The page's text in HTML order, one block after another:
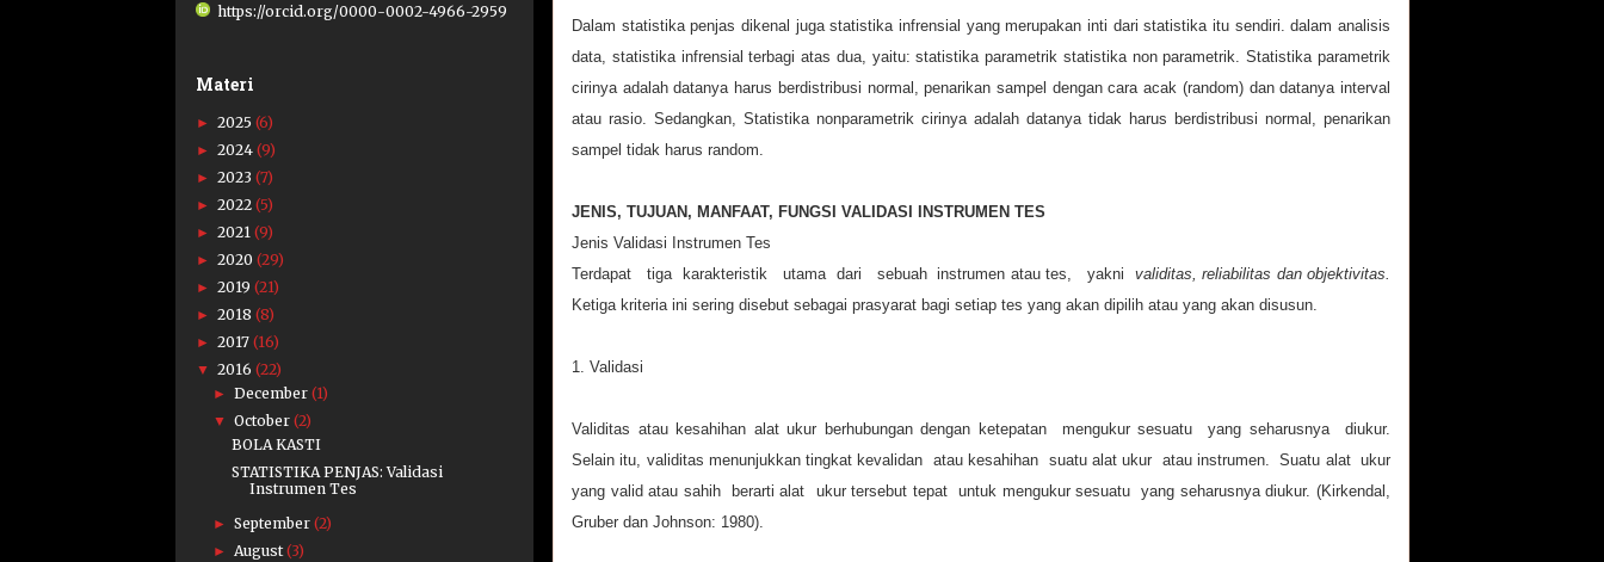
Dalam statistika penjas dikenal juga statistika infrensial yang merupakan inti dari statistika itu sendiri. dalam analisis
data, statistika infrensial terbagi atas dua, yaitu: statistika parametrik statistika non parametrik.Statistika parametrik
cirinya adalah datanya harus berdistribusi normal, penarikan sampel dengan cara acak (random) dan datanya interval
atau rasio. Sedangkan, Statistika nonparametrik cirinya adalah datanya tidak harus berdistribusi normal, penarikan
sampel tidak harus random.
JENIS, TUJUAN, MANFAAT, FUNGSI VALIDASI INSTRUMEN TES
Jenis Validasi Instrumen Tes
Terdapat tiga karakteristik utama dari sebuah instrumen atau tes, yakni validitas, reliabilitas dan objektivitas.
Ketiga kriteria ini sering disebut sebagai prasyarat bagi setiap tes yang akan dipilih atau yang akan disusun.
1. Validasi
Validitas atau kesahihan alat ukur berhubungan dengan ketepatan mengukur sesuatu yang seharusnya diukur.
Selain itu, validitas menunjukkan tingkat kevalidan atau kesahihan suatu alat ukur atau instrumen. Suatu alat ukur
yang valid atau sahih berarti alat ukur tersebut tepat untuk mengukur sesuatu yang seharusnya diukur. (Kirkendal,
Gruber dan Johnson: 1980).
https://orcid.org/0000-0002-4966-2959
Materi
► 2025 (6)
► 2024 (9)
► 2023 (7)
► 2022 (5)
► 2021 (9)
► 2020 (29)
► 2019 (21)
► 2018 (8)
► 2017 (16)
▼ 2016 (22)
►December(1)
▼October(2)
BOLA KASTI
STATISTIKA PENJAS: Validasi
Instrumen Tes
►September(2)
►August(3)